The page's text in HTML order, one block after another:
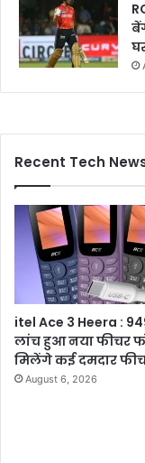
Recent Tech
itel Ace 3 Heera :
लांच हुआ नया फीचर
मिलेंगे कई दमदार
August 6, 2026